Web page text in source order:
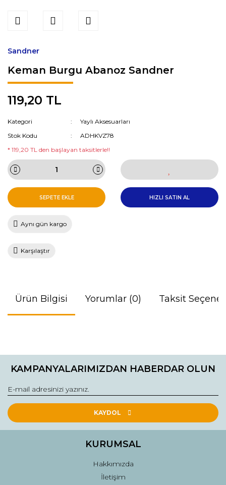
Sandner
Keman Burgu Abanoz Sandner
119,20 TL
Kategori
Yaylı Aksesuarları
Stok Kodu
ADHKVZ78
* 119,20 TL den başlayan taksitlerle!!
SEPETE EKLE HIZLI SATIN AL
Aynı gün kargo
Karşılaştır
Ürün Bilgisi Yorumlar (0) Taksit
konularda yetersiz gördüğünüz noktaları öneri formunu
Görüş ve önerileriniz için teşekkür ederiz.
Ürün resmi kalitesiz, bozuk veya görüntülenemiyor.
Ürün açıklamasında eksik bilgiler bulunuyor.
Ürün fiyatı diğer sitelerden daha pahalı.
KAMPANYALARIMIZDAN HABERDAR OLUN
KAYDOL
KURUMSAL
Hakkımızda
İletişim